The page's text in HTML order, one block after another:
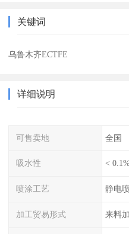
关键词
乌鲁木齐ECTFE
详细说明
可售卖地 全国
吸水性 <
喷涂工艺 静电
加工贸易形式 来料